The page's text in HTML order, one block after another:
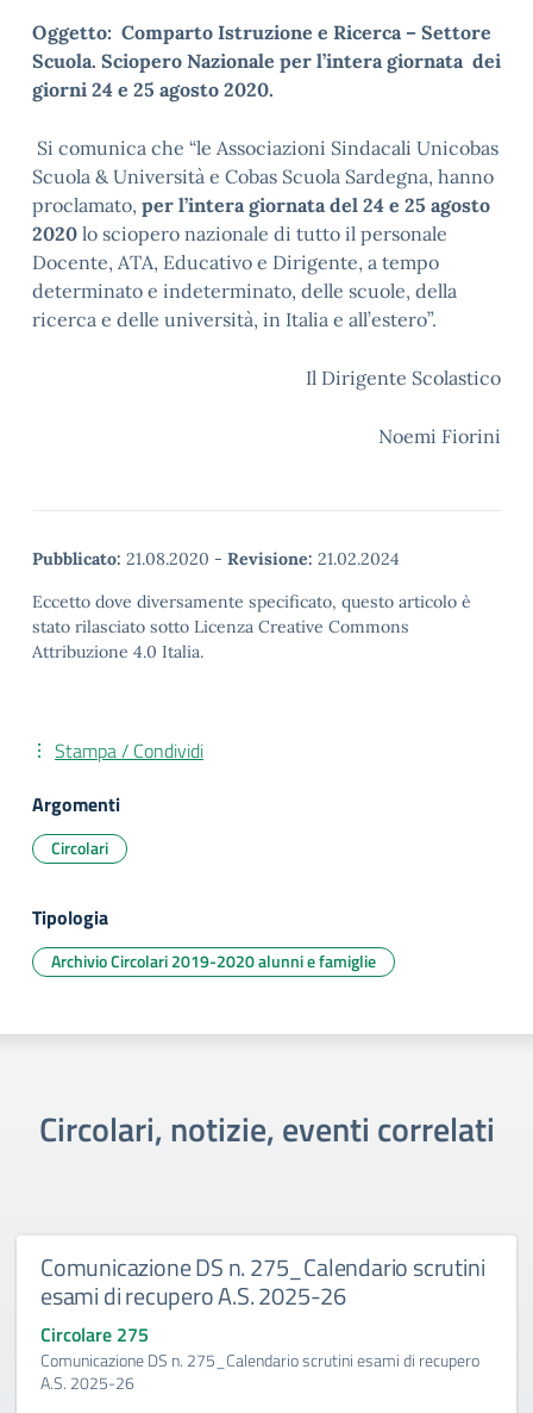
Oggetto: Comparto Istruzione e Ricerca – Settore
Scuola. Sciopero Nazionale per l’intera giornata dei
giorni 24 e 25 agosto 2020.
Si comunica che “le Associazioni Sindacali Unicobas
Scuola & Università e Cobas Scuola Sardegna, hanno
proclamato, per l’intera giornata del 24 e 25 agosto
2020 lo sciopero nazionale di tutto il personale
Docente, ATA, Educativo e Dirigente, a tempo
determinato e indeterminato, delle scuole, della
ricerca e delle università, in Italia e all’estero”.
Il Dirigente Scolastico
Noemi Fiorini
Pubblicato: 21.08.2020 - Revisione: 21.02.2024
Eccetto dove diversamente specificato, questo articolo è
stato rilasciato sotto Licenza Creative Commons
Attribuzione 4.0 Italia.
Stampa / Condividi
Argomenti
Circolari
Tipologia
Archivio Circolari 2019-2020 alunni e famiglie
Circolari, notizie, eventi correlati
Comunicazione DS n. 275_Calendario scrutini
esami di recupero A.S. 2025-26
Circolare 275
Comunicazione DS n. 275_Calendario scrutini esami di recupero
A.S. 2025-26